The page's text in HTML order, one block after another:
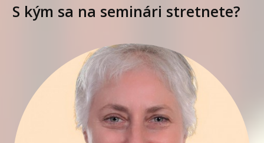
S kým sa na seminári stretnete?